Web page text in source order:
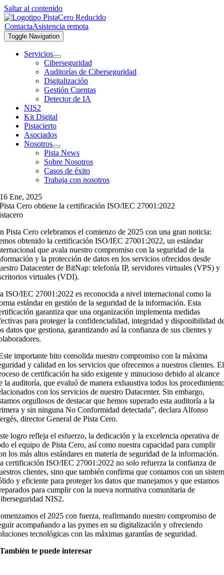
Saltar al contenido
ContactaAsistencia remota
Toggle Navigation
Servicios
Ciberseguridad
Auditorías de Ciberseguridad
Digitalización
Gestión Cuentas
Detector de IA
NIS2
Kit Digital
Pistacierto
Asociados
Nosotros
Pista News
Sobre Nosotros
Casos de éxito
Trabaja con nosotros
16 Ene, 2025
Pista Cero obtiene la certificación ISO/IEC 27001:2022
Pista Cero celebramos el comienzo de 2025 con una gran noticia:
obtenido la certificaciónISO/IEC 27001:2022, un estándar
que avala nuestro compromiso con laseguridad de la
y la protección de datos en los servicios ofrecidos desde
Datacenter deBitNap: telefonía IP, servidores virtuales (VPS) y
virtuales (VDI).
ISO/IEC 27001:2022 es reconocida a nivel internacional como la
estándar en gestión de la seguridad de la información. Esta
garantiza que una organización implementa medidas
para proteger la confidencialidad, integridad y disponibilidad
datos que gestiona, garantizando así la confianza de sus clientes y
importante hito consolida nuestro compromiso con la máxima
y calidad en los servicios que ofrecemos a nuestros clientes. El
de certificación ha sido exigente y minucioso debido al alcance
la auditoría, que evaluó de manera exhaustiva todos los
con los servicios de nuestro Datacenter. Sin embargo,
orgullosos de destacar que hemos superado esta auditoríaa la
y sin ninguna No Conformidad detectada”, declara Alfonso
director General de Pista Cero.
logro refleja el esfuerzo, la dedicación y la excelencia operativa de
el equipo dePista Cero, así como nuestra capacidad para cumplir
los más altos estándares en materia de seguridad de la información.
certificaciónISO/IEC 27001:2022 no solo refuerza la confianza de
clientes, sino que también confirma que contamos con un
y eficiente para proteger los datos que manejamos y que estamos
para cumplir con la nueva normativa comunitaria de
NIS2.
el 2025 con fuerza, reafirmando nuestro compromiso de
acompañando a las pymes en su digitalización y ofreciendo
tecnológicas con las máximas garantías de seguridad.
También te puede interesar